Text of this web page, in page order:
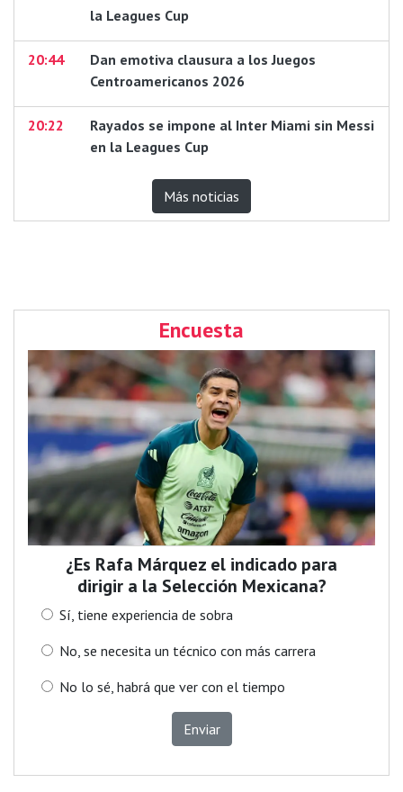
la Leagues Cup
20:44
Dan emotiva clausura a los Juegos
Centroamericanos 2026
20:22
Rayados se impone al Inter Miami sin Messi
en la Leagues Cup
Más noticias
Encuesta
¿Es Rafa Márquez el indicado para
dirigir a la Selección Mexicana?
Sí, tiene experiencia de sobra
No, se necesita un técnico con más carrera
No lo sé, habrá que ver con el tiempo
Enviar